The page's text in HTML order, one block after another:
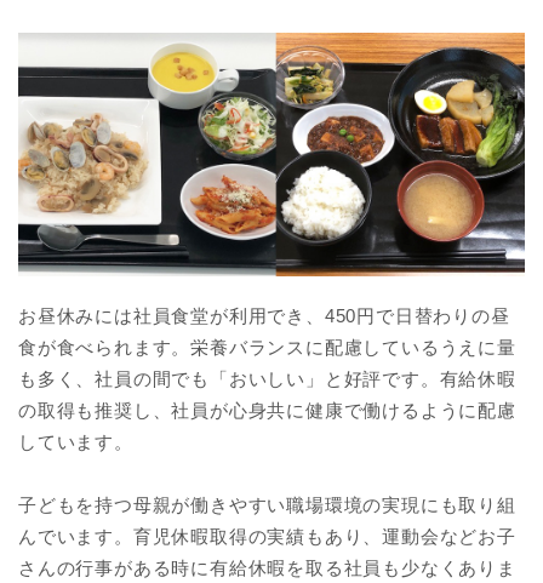
お昼休みには社員食堂が利用でき、450円で日替わりの昼
食が食べられます。栄養バランスに配慮しているうえに量
も多く、社員の間でも「おいしい」と好評です。有給休暇
の取得も推奨し、社員が心身共に健康で働けるように配慮
しています。
子どもを持つ母親が働きやすい職場環境の実現にも取り組
んでいます。育児休暇取得の実績もあり、運動会などお子
さんの行事がある時に有給休暇を取る社員も少なくありま